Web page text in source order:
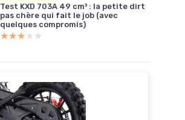
Test KXD 703A 49 cm³ : la petite dirt
pas chère qui fait le job (avec
quelques compromis)
★★★★★
★★★★★